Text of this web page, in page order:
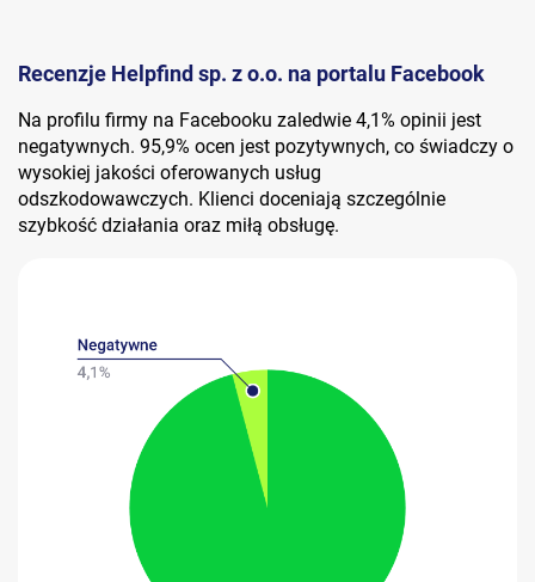
Recenzje Helpfind sp. z o.o. na portalu Facebook
Na profilu firmy na Facebooku zaledwie 4,1% opinii jest
negatywnych. 95,9% ocen jest pozytywnych, co świadczy o
wysokiej jakości oferowanych usług
odszkodowawczych. Klienci doceniają szczególnie
szybkość działania oraz miłą obsługę.